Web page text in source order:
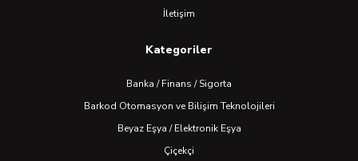
İletişim
Kategoriler
Banka / Finans / Sigorta
Barkod Otomasyon ve Bilişim Teknolojileri
Beyaz Eşya / Elektronik Eşya
Çiçekçi